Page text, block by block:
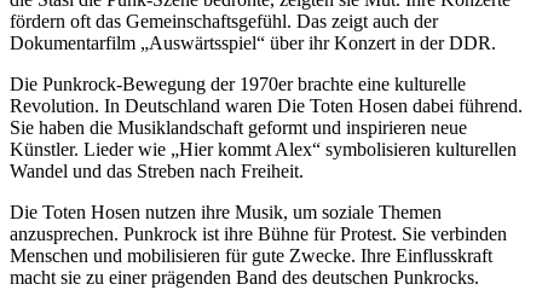
fördern oft das Gemeinschaftsgefühl. Das zeigt auch der
Dokumentarfilm „Auswärtsspiel“ über ihr Konzert in der DDR.
Die Punkrock-Bewegung der 1970er brachte eine kulturelle
Revolution. In Deutschland waren Die Toten Hosen dabei führend.
Sie haben die Musiklandschaft geformt und inspirieren neue
Künstler. Lieder wie „Hier kommt Alex“ symbolisieren kulturellen
Wandel und das Streben nach Freiheit.
Die Toten Hosen nutzen ihre Musik, um soziale Themen
anzusprechen. Punkrock ist ihre Bühne für Protest. Sie verbinden
Menschen und mobilisieren für gute Zwecke. Ihre Einflusskraft
macht sie zu einer prägenden Band des deutschen Punkrocks.